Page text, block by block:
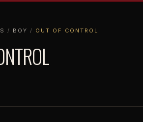
/ BOY / OUT OF CONTROL